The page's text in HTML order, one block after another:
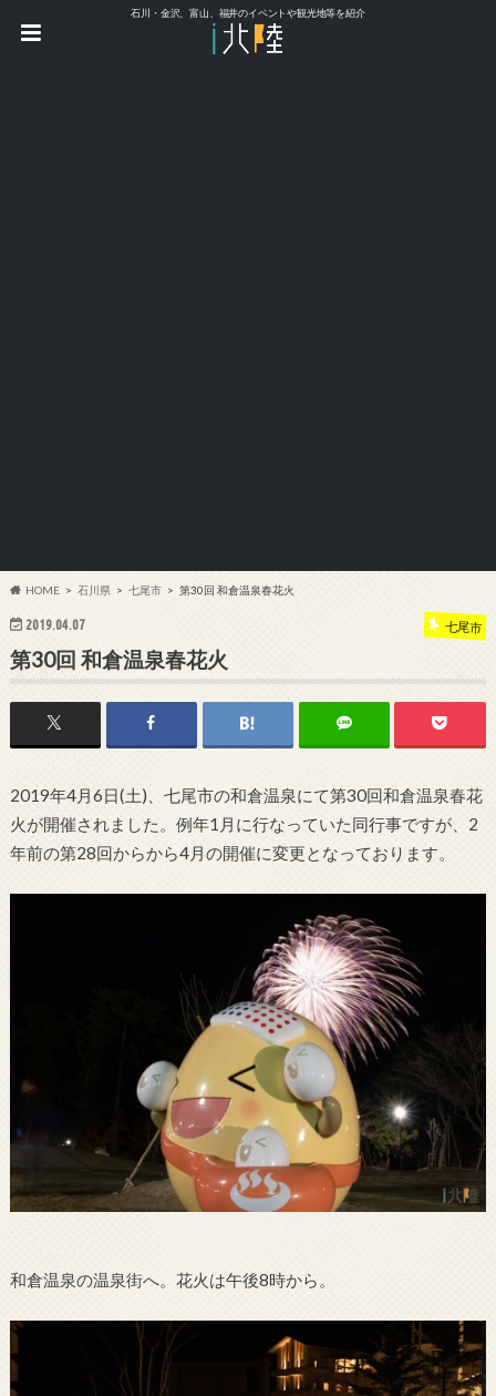
石川・金沢、富山、福井のイベントや観光地等を紹介
HOME 石川県 七尾市 第30回 和倉温泉春花火
2019.04.07 七尾市
第30回 和倉温泉春花火
2019年4月6日(土)、七尾市の和倉温泉にて第30回和倉温泉春花
火が開催されました。例年1月に行なっていた同行事ですが、2
年前の第28回からから4月の開催に変更となっております。
和倉温泉の温泉街へ。花火は午後8時から。